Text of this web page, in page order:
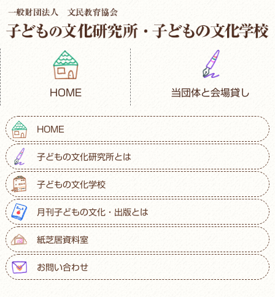
HOME 当団体と会場貸し
HOME
子どもの文化研究所とは
子どもの文化学校
月刊子どもの文化・出版とは
紙芝居資料室
お問い合わせ